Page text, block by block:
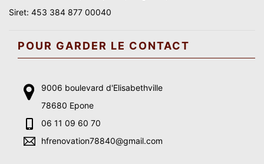
Siret: 453 384 877 00040
POUR GARDER LE CONTACT
9006 boulevard d'Elisabethville
78680 Epone
06 11 09 60 70
hfrenovation78840@gmail.com